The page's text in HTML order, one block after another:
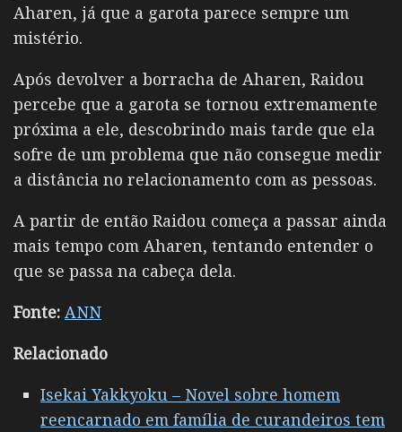
Aharen, já que a garota parece sempre um
mistério.
Após devolver a borracha de Aharen, Raidou
percebe que a garota se tornou extremamente
próxima a ele, descobrindo mais tarde que ela
sofre de um problema que não consegue medir
a distância no relacionamento com as pessoas.
A partir de então Raidou começa a passar ainda
mais tempo com Aharen, tentando entender o
que se passa na cabeça dela.
Fonte: ANN
Relacionado
Isekai Yakkyoku – Novel sobre homem
reencarnado em família de curandeiros tem